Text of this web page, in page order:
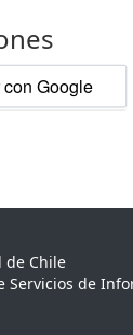
Google
de Chile
Servicios de